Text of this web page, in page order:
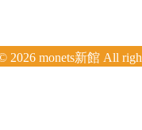
2026 monets新館 All